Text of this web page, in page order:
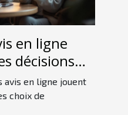
en ligne
décisions
?
avis en ligne jouent
choix de